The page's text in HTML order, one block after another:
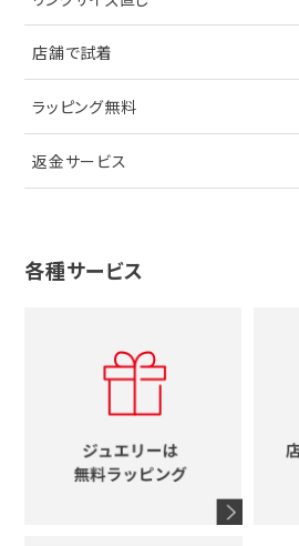
ペンダントトップ
ブローチ
その他
ノーブランドジュエリーをすべて見る
ブレスレット
ペンダントトップ
ブローチ
その他
ティファニー
ブルガリ
グッチ
サングラス
シューズ
香水
シャネル
コーチ
ブランドアイテムをすべて見る
シャネル
タグホイヤー
カルティエ
セイコー
メンズ時計
時計をすべて見る
カルティエ
ウノアエレ
4℃
グッチ
ルイヴィトン
エルメス
シャネル
星
リボン
花
十字架
イニシャル
店舗で試着
ラッピング無料
返金サービス
各種サービス